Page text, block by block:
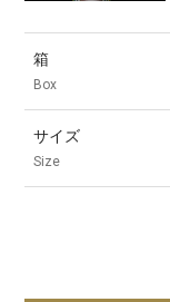
箱
Box
サイズ
Size